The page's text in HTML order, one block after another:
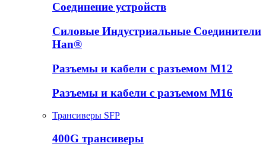
Соединение устройств
Силовые Индустриальные Соединители
Han®
Разъемы и кабели с разъемом М12
Разъемы и кабели с разъемом М16
Трансиверы SFP
400G трансиверы